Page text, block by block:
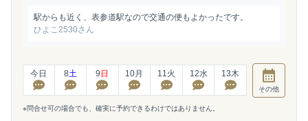
駅からも近く、表参道駅なので交通の便もよかったです。
ひよこ2530さん
今日 8土 9 日 10月 11火 12水 13木
その他
※問合せ可の場合でも、確実に予約できるわけではありません。